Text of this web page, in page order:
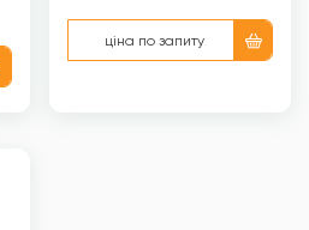
ціна по запиту